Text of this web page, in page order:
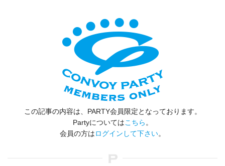
この記事の内容は、PARTY会員限定となっております。
Partyについてはこちら 。
会員の方はログインして下さい。